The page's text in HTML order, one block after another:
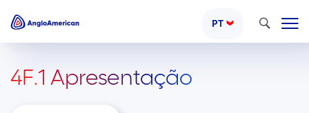
PT Pesquisar
4F.1 Apresentação